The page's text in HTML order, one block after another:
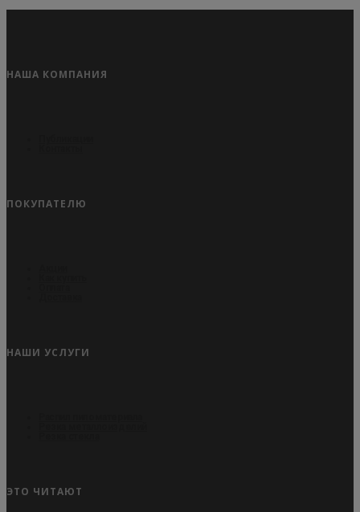
НАША КОМПАНИЯ
ПОКУПАТЕЛЮ
НАШИ УСЛУГИ
ЭТО ЧИТАЮТ